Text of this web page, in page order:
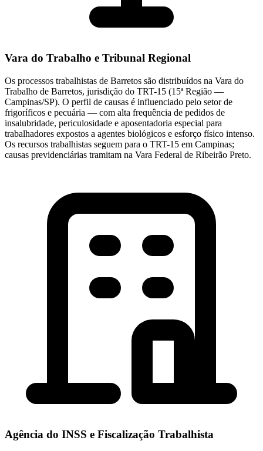
Vara do Trabalho e Tribunal Regional
Os processos trabalhistas de Barretos são distribuídos na Vara do
Trabalho de Barretos, jurisdição do TRT-15 (15ª Região —
Campinas/SP). O perfil de causas é influenciado pelo setor de
frigoríficos e pecuária — com alta frequência de pedidos de
insalubridade, periculosidade e aposentadoria especial para
trabalhadores expostos a agentes biológicos e esforço físico intenso.
Os recursos trabalhistas seguem para o TRT-15 em Campinas;
causas previdenciárias tramitam na Vara Federal de Ribeirão Preto.
Agência do INSS e Fiscalização Trabalhista